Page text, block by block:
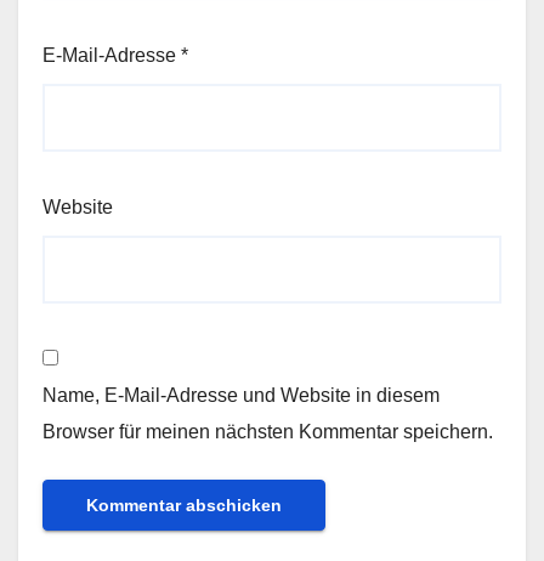
E-Mail-Adresse *
Website
Name, E-Mail-Adresse und Website in diesem
Browser für meinen nächsten Kommentar speichern.